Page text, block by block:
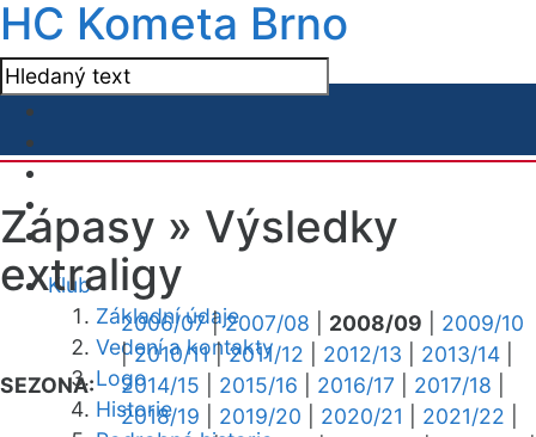
HC Kometa Brno
Klub
Základní údaje
Vedení a kontakty
Logo
Historie
Zápasy » Výsledky
extraligy
SEZONA:
2006/07|2007/08 2008/09
2009/10
|2010/11|2011/12 2012/13 2013/14
2014/15
2015/16 2016/17 2017/18
2018/19
2019/20 2020/21 2021/22